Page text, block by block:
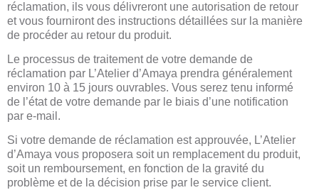
réclamation, ils vous délivreront une autorisation de retour
et vous fourniront des instructions détaillées sur la manière
de procéder au retour du produit.
Le processus de traitement de votre demande de
réclamation par L’Atelier d’Amaya prendra généralement
environ 10 à 15 jours ouvrables. Vous serez tenu informé
de l’état de votre demande par le biais d’une notification
par e-mail.
Si votre demande de réclamation est approuvée, L’Atelier
d’Amaya vous proposera soit un remplacement du produit,
soit un remboursement, en fonction de la gravité du
problème et de la décision prise par le service client.